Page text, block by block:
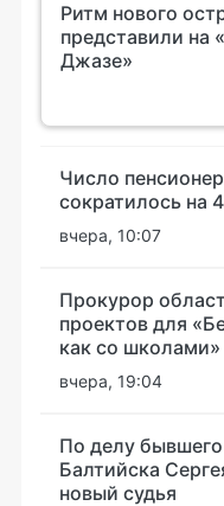
Ритм нового
представили на
Джазе»
Число
сократилось на
вчера, 10:07
Прокурор
проектов для
как со школами»
вчера, 19:04
По делу
Балтийска
новый судья